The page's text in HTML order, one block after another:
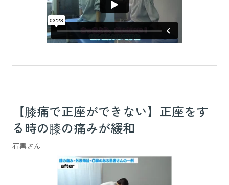
【膝痛で正座ができない】正座をす
る時の膝の痛みが緩和
石黒さん